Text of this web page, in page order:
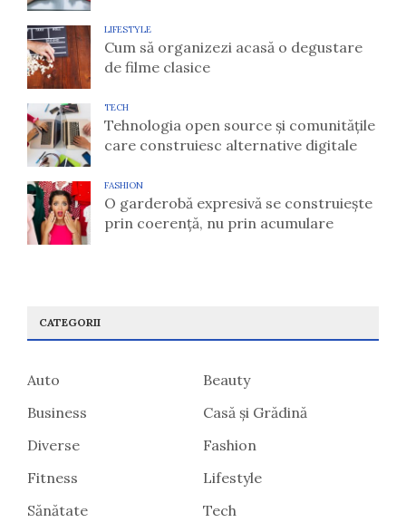
LIFESTYLE
Cum să organizezi acasă o degustare
de filme clasice
TECH
Tehnologia open source și comunitățile
care construiesc alternative digitale
FASHION
O garderobă expresivă se construiește
prin coerență, nu prin acumulare
CATEGORII
Auto
Beauty
Business
Casă și Grădină
Diverse
Fashion
Fitness
Lifestyle
Sănătate
Tech